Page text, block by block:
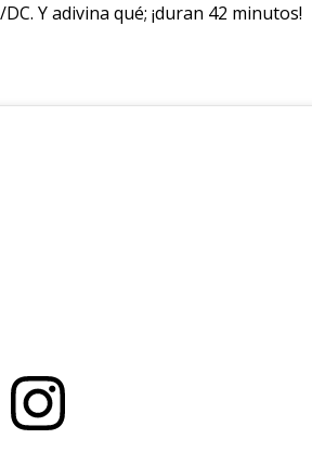
Y adivina qué; ¡duran 42 minutos!